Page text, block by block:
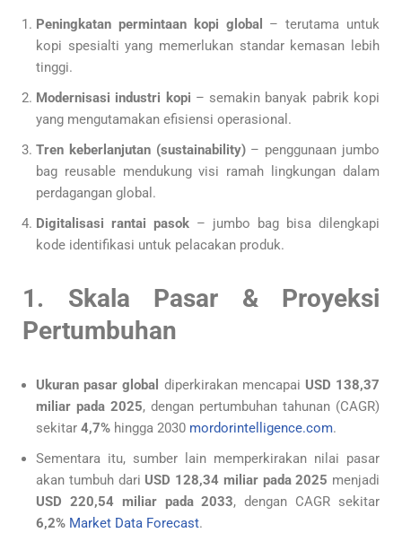
Peningkatan permintaan kopi global
– terutama untuk
kopi spesialti yang memerlukan standar kemasan lebih
tinggi.
Modernisasi industri kopi – semakin banyak pabrik kopi
yang mengutamakan efisiensi operasional.
Tren keberlanjutan (sustainability)– penggunaan jumbo
bag reusable mendukung visi ramah lingkungan dalam
perdagangan global.
Digitalisasi rantai pasok – jumbo bag bisa dilengkapi
kode identifikasi untuk pelacakan produk.
1. Skala Pasar & Proyeksi
Pertumbuhan
Ukuran pasar global diperkirakan mencapai USD 138,37
miliar pada 2025, dengan pertumbuhan tahunan (CAGR)
sekitar 4,7% hingga 2030 mordorintelligence.com.
Sementara itu, sumber lain memperkirakan nilai pasar
akan tumbuh dari USD 128,34 miliar pada 2025 menjadi
USD 220,54 miliar pada 2033, dengan CAGR sekitar
6,2% Market Data Forecast.